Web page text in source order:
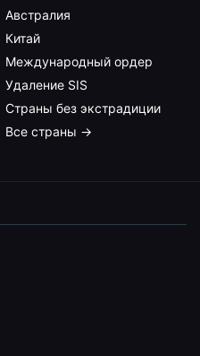
Австралия
Китай
Международный ордер
Удаление SIS
Страны без экстрадиции
Все страны →